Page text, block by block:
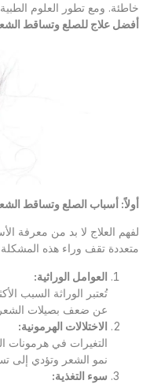
خاطئة. ومع تطور العلوم
أفضل علاج للصلع وتساقط
أولاً: أسباب الصلع وتساقط
لفهم العلاج لا بد من معرفة
متعددة تقف وراء هذه
العوامل الوراثية:
تُعتبر الوراثة السبب
عن ضعف بصيلات الشعر
الاختلالات الهرمونية:
التغيرات في هرمونات
نمو الشعر وتؤدي إلى
سوء التغذية: